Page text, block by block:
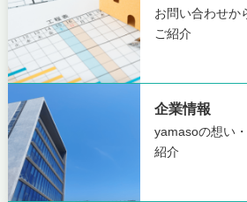
お問い合わせか
ご紹介
企業情報
yamasoの想い
紹介